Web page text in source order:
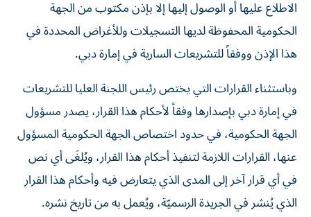
الاطلاع عليها أو الوصول إليها إلا بإذن مكتوب من الجهة
الحكومية المحفوظة لديها التسجيلات وللأغراض المحددة في
هذا الإذن ووفقاً للتشريعات السارية في إمارة دبي.
وباستثناء القرارات التي يختص رئيس اللجنة العليا للتشريعات
في إمارة دبي بإصدارها وفقاً لأحكام هذا القرار، يصدر مسؤول
الجهة الحكومية، في حدود اختصاص الجهة الحكومية المسؤول
عنها، القرارات اللازمة لتنفيذ أحكام هذا القرار، ويُلغَى أي نص
في أي قرار آخر إلى المدى الذي يتعارض فيه وأحكام هذا القرار
الذي يُنشر في الجريدة الرسميّة، ويُعمل به من تاريخ نشره.